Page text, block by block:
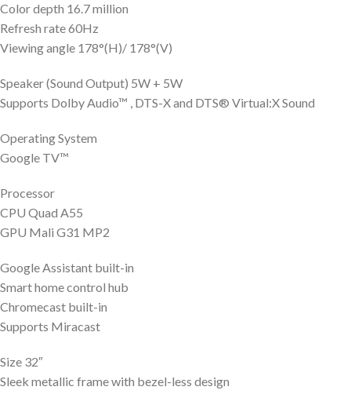
Color depth 16.7 million
Refresh rate 60Hz
Viewing angle 178°(H)/ 178°(V)
Speaker (Sound Output) 5W + 5W
Supports Dolby Audio™ , DTS-X and DTS® Virtual:X Sound
Operating System
Google TV™
Processor
CPU Quad A55
GPU Mali G31 MP2
Google Assistant built-in
Smart home control hub
Chromecast built-in
Supports Miracast
Size 32″
Sleek metallic frame with bezel-less design